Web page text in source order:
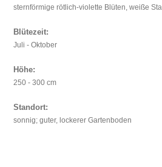
sternförmige rötlich-violette Blüten, weiße
Blütezeit:
Juli - Oktober
Höhe:
250 - 300 cm
Standort:
sonnig; guter, lockerer Gartenboden